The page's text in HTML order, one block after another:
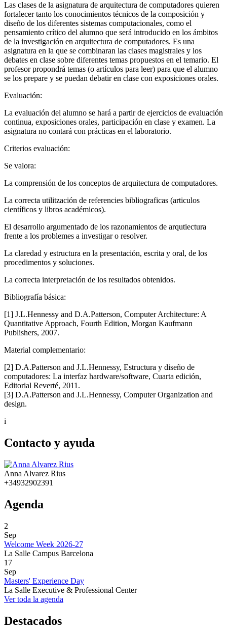
Las clases de la asignatura de arquitectura de computadores quieren
fortalecer tanto los conocimientos técnicos de la composición y
diseño de los diferentes sistemas computacionales, como el
pensamiento crítico del alumno que será introducido en los ámbitos
de la investigación en arquitectura de computadores. Es una
asignatura en la que se combinaran las clases magistrales y los
debates en clase sobre diferentes temas propuestos en el temario. El
profesor propondrá temas (o artículos para leer) para que el alumno
se los prepare y se puedan debatir en clase con exposiciones orales.
Evaluación:
La evaluación del alumno se hará a partir de ejercicios de evaluación
continua, exposiciones orales, participación en clase y examen. La
asignatura no contará con prácticas en el laboratorio.
Criterios evaluación:
Se valora:
La comprensión de los conceptos de arquitectura de computadores.
La correcta utilitzación de referencies bibliograficas (articulos
científicos y libros académicos).
El desarrollo argumentado de los razonamientos de arqutiectura
frente a los problemes a investigar o resolver.
La claredad y estructura en la presentación, escrita y oral, de los
procedimentos y soluciones.
La correcta interpretación de los resultados obtenidos.
Bibliografía básica:
[1] J.L.Hennessy and D.A.Patterson, Computer Architecture: A
Quantitative Approach, Fourth Edition, Morgan Kaufmann
Publishers, 2007.
Material complementario:
[2] D.A.Patterson and J.L.Hennessy, Estructura y diseño de
computadores: La interfaz hardware/software, Cuarta edición,
Editorial Reverté, 2011.
[3] D.A.Patterson and J.L.Hennessy, Computer Organization and
design.
i
Contacto y ayuda
Anna Alvarez Rius
+34932902391
Agenda
2
Sep
Welcome Week 2026-27
La Salle Campus Barcelona
17
Sep
Masters' Experience Day
La Salle Executive & Professional Center
Ver toda la agenda
Destacados